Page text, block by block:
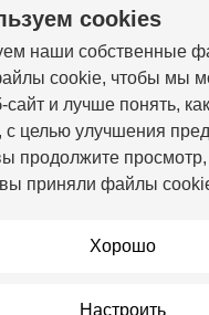
cookies
наши собственные
cookie, чтобы мы
сайт и лучше понять,
с целью улучшения
продолжите
вы приняли файлы
Хорошо
Настроить
541-80-80
в мессенджерах:
работы: Пн–Пт: 10:00